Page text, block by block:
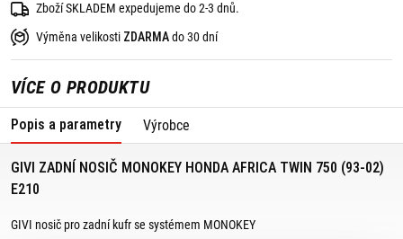
Zboží SKLADEM expedujeme do 2-3 dnů.
Výměna velikosti ZDARMAdo 30 dní
VÍCE O PRODUKTU
Popis a parametry Výrobce
GIVI ZADNÍ NOSIČ MONOKEY HONDA AFRICA TWIN 750 (93-02)
E210
GIVI nosič pro zadní kufr se systémem MONOKEY